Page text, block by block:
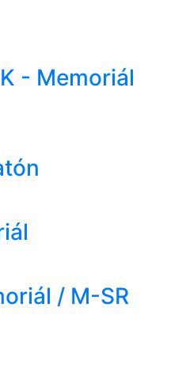
- Memoriál
/ M-SR